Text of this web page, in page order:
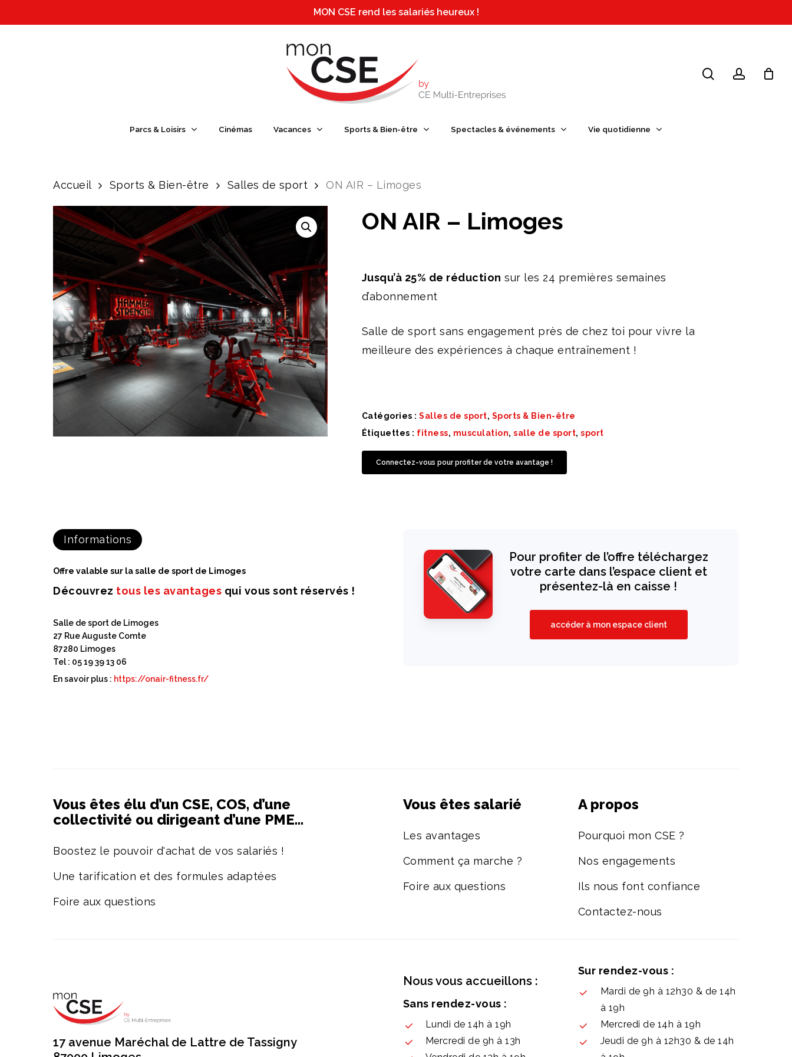
to
MON CSE rend les salariés heureux !
Appuyez sur Entrée pour une recherche ou ESC pour fermer
Parcs & Loisirs Cinémas Vacances Sports & Bien-être Spectacles & événements Vie quotidienne
Accueil Sports & Bien-être Salles de sport ON AIR – Limoges
ON AIR – Limoges
Jusqu’à 25% de réduction sur les 24 premières semaines
d’abonnement
Salle de sport sans engagement près de chez toi pour vivre la
meilleure des expériences à chaque entraînement !
Catégories :Salles de sport, Sports & Bien-être
Étiquettes : fitness, musculation,salle de sport,sport
Connectez-vous pour profiter de votre avantage !
Informations
Offre valable sur la salle de sport de Limoges
Découvrez tous les avantages qui vous sont réservés !
Salle de sport de Limoges
27 Rue Auguste Comte
87280 Limoges
Tel : 05 19 39 13 06
En savoir plus : https://onair-fitness.fr/
Pour profiter de l’offre téléchargez
votre carte dans l’espace client et
présentez-là en caisse !
accéder à mon espace client
Vous êtes élu d’un CSE, COS, d’une
collectivité ou dirigeant d’une PME…
Boostez le pouvoir d'achat de vos salariés !
Une tarification et des formules adaptées
Foire aux questions
Vous êtes salarié
Les avantages
Comment ça marche ?
Foire aux questions
A propos
Pourquoi mon CSE ?
Nos engagements
Ils nous font confiance
Contactez-nous
17 avenue Maréchal de Lattre de Tassigny
Nous vous accueillons :
Sans rendez-vous :
Lundi de 14h à 19h
Mercredi de 9h à 13h
Sur rendez-vous :
Mardi de 9h à 12h30 & de 14h
à 19h
Mercredi de 14h à 19h
Jeudi de 9h à 12h30 & de 14h